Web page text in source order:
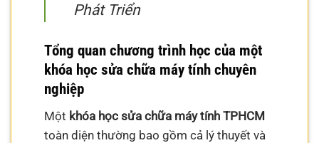
Phát Triển
Tổng quan chương trình học của một
khóa học sửa chữa máy tính chuyên
nghiệp
Một khóa học sửa chữa máy tính TPHCM
toàn diện thường bao gồm cả lý thuyết và